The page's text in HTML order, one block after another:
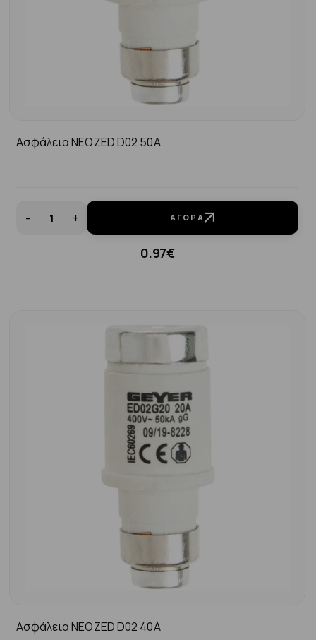
Ασφάλεια ΝΕΟΖΕD D02 50A
- + ΑΓΟΡΆ
0.97€
Ασφάλεια ΝΕΟΖΕD D02 40A